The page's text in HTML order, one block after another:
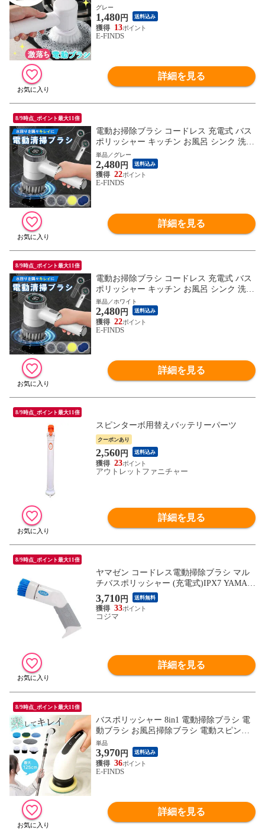
洗い スポンジ キッチン 台所 シンク コン
ロ たわし 金たわし バスポリッシャー ヘッ
ド5種付属 交換 洗う 洗浄 車 窓 ガラス 鏡
洗剤 強力 パワフル タイル 床 洗車 ハンデ
グレー
1,480円 送料込み
13
E-FINDS
詳細を見る
8/9時点_ポイント最大11倍
電動お掃除ブラシ コードレス 充電式 バス
ポリッシャー キッチン お風呂 シンク 洗面
台 掃除 強力 軽量 コンパクト デジタル残
量表示 アタッチメント4種 窓掃除 浴室 水
回り タイル 鍋 換気扇 汚れ落とし 電動ブ
ラシ ハンディブラシ ホワイト グレー ギフ
単品／グレー
2,480円 送料込み
22
E-FINDS
詳細を見る
8/9時点_ポイント最大11倍
電動お掃除ブラシ コードレス 充電式 バス
ポリッシャー キッチン お風呂 シンク 洗面
台 掃除 強力 軽量 コンパクト デジタル残
量表示 アタッチメント4種 窓掃除 浴室 水
回り タイル 鍋 換気扇 汚れ落とし 電動ブ
ラシ ハンディブラシ ホワイト グレー ギフ
単品／ホワイト
2,480円 送料込み
22
E-FINDS
詳細を見る
8/9時点_ポイント最大11倍
スピンターボ用替えバッテリーパーツ
クーポンあり
2,560円 送料込み
23
アウトレットファニチャー
詳細を見る
8/9時点_ポイント最大11倍
ヤマゼン コードレス電動掃除ブラシ マル
チバスポリッシャー (充電式)IPX7 YAMAZ
EN YHM-3
3,710円 送料無料
33
コジマ
詳細を見る
8/9時点_ポイント最大11倍
バスポリッシャー 8in1 電動掃除ブラシ 電
動ブラシ お風呂掃除ブラシ 電動スピンス
クラバー コードレス ハンディ 充電式 キッ
チン コンロ 浴室 浴槽 風呂 バスタブ 床 窓
ガラス 鏡 台所 シンク スポンジ 大掃除 伸
縮 ロング 伸びる 高速 回転 洗う 洗浄 車 お
単品
3,970円 送料込み
36
E-FINDS
詳細を見る